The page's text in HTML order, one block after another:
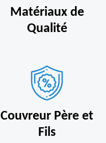
Matériaux de
Qualité
Couvreur Père et
Fils